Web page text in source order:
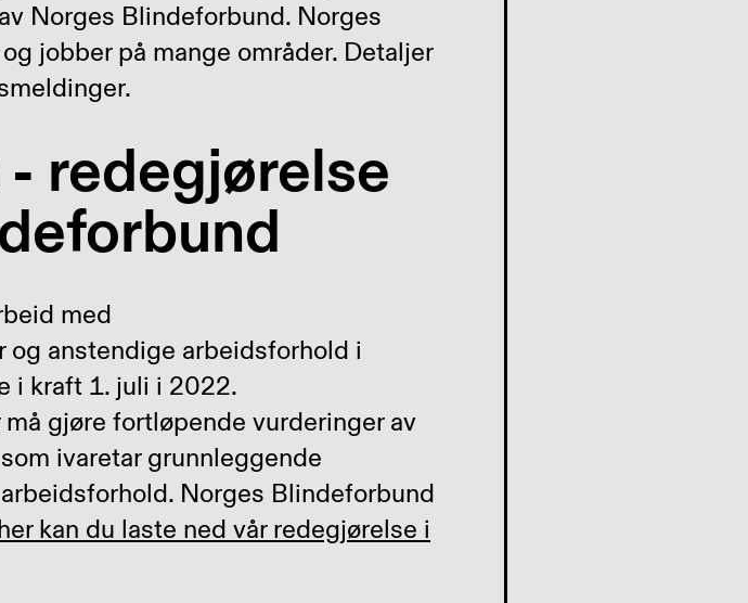
Norges Blindeforbund. Norges
jobber på mange områder. Detaljer
redegjørelse
med
anstendige arbeidsforhold i
i kraft 1. juli i 2022.
gjøre fortløpende vurderinger av
ivaretar grunnleggende
Norges Blindeforbund
kan du laste ned vår redegjørelse i